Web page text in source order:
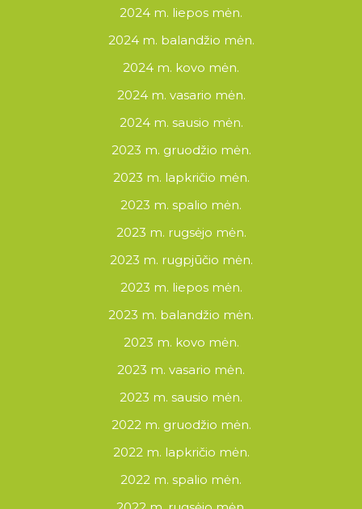
2024 m. liepos mėn.
2024 m. balandžio mėn.
2024 m. kovo mėn.
2024 m. vasario mėn.
2024 m. sausio mėn.
2023 m. gruodžio mėn.
2023 m. lapkričio mėn.
2023 m. spalio mėn.
2023 m. rugsėjo mėn.
2023 m. rugpjūčio mėn.
2023 m. liepos mėn.
2023 m. balandžio mėn.
2023 m. kovo mėn.
2023 m. vasario mėn.
2023 m. sausio mėn.
2022 m. gruodžio mėn.
2022 m. lapkričio mėn.
2022 m. spalio mėn.